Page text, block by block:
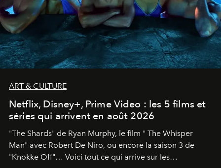
ART & CULTURE
Netflix, Disney+, Prime Video : les 5 films et
séries qui arrivent en août 2026
"The Shards" de Ryan Murphy, le film " The Whisper
Man" avec Robert De Niro, ou encore la saison 3 de
"Knokke Off"… Voici tout ce qui arrive sur les